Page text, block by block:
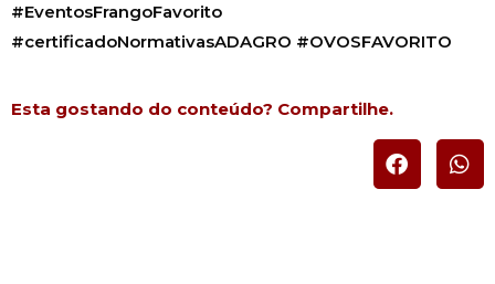
#EventosFrangoFavorito
#certificadoNormativasADAGRO #OVOSFAVORITO
Esta gostando do conteúdo? Compartilhe.